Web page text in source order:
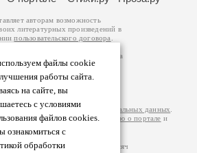
файлы cookie
работы сайта.
на сайте, вы
с условиями
файлов cookies.
ознакомиться с
обработки
авторам возможность
литературных произведений в
пользовательского договора
принадлежат авторам
произведений возможна
к которому вы можете
странице. Ответственность за
несут самостоятельно на
изаконодательства
Политики обработки персональных данных
более подробнуюинформацию о портале и
Стихи.ру – порядка 200 тысяч